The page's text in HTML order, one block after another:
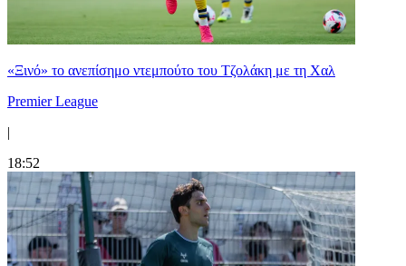
«Ξινό» το ανεπίσημο ντεμπούτο του Τζολάκη με τη Χαλ
Premier League
|
18:52